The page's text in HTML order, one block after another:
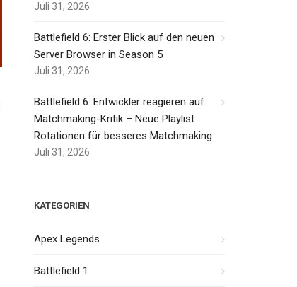
Juli 31, 2026
Battlefield 6: Erster Blick auf den neuen
Server Browser in Season 5
Juli 31, 2026
Battlefield 6: Entwickler reagieren auf
Matchmaking-Kritik – Neue Playlist
Rotationen für besseres Matchmaking
Juli 31, 2026
KATEGORIEN
Apex Legends
Battlefield 1